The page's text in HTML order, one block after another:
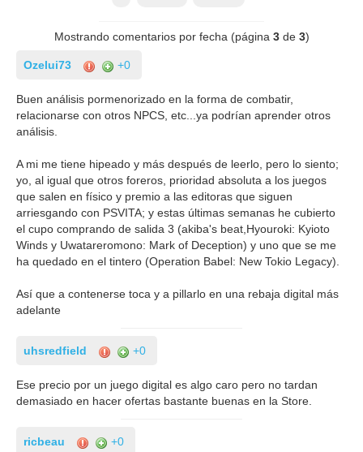
Mostrando comentarios por fecha (página 3de 3)
Ozelui73 +0
Buen análisis pormenorizado en la forma de combatir,
relacionarse con otros NPCS, etc...ya podrían aprender otros
análisis.
A mi me tiene hipeado y más después de leerlo, pero lo siento;
yo, al igual que otros foreros, prioridad absoluta a los juegos
que salen en físico y premio a las editoras que siguen
arriesgando con PSVITA; y estas últimas semanas he cubierto
el cupo comprando de salida 3 (akiba's beat,Hyouroki: Kyioto
Winds y Uwatareromono: Mark of Deception) y uno que se me
ha quedado en el tintero (Operation Babel: New Tokio Legacy).
Así que a contenerse toca y a pillarlo en una rebaja digital más
adelante
uhsredfield +0
Ese precio por un juego digital es algo caro pero no tardan
demasiado en hacer ofertas bastante buenas en la Store.
ricbeau +0